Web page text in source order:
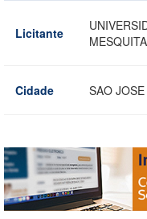
Licitante
Cidade SAO